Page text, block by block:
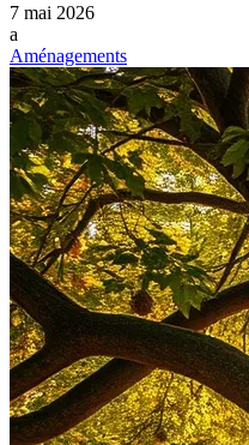
7 mai 2026
a
Aménagements